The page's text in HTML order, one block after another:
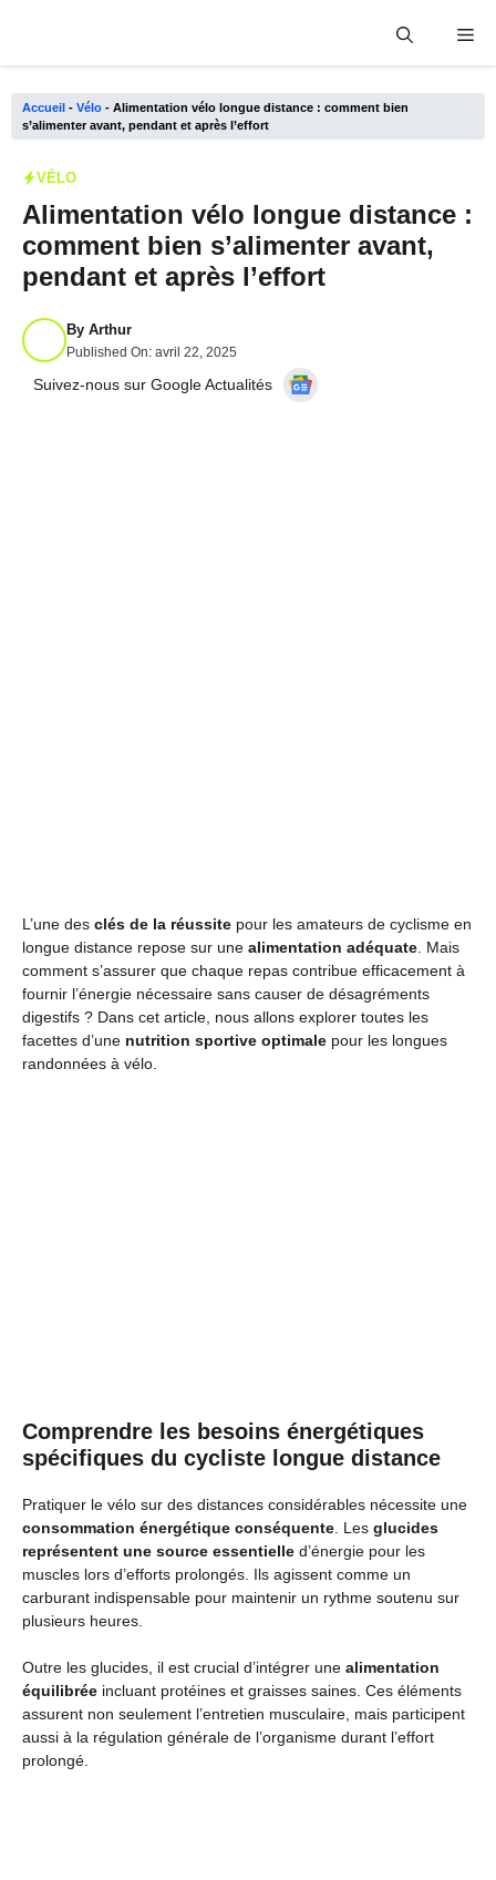
Accueil - Vélo - Alimentation vélo longue distance : comment bien
s’alimenter avant, pendant et après l’effort
VÉLO
Alimentation vélo longue distance :
comment bien s’alimenter avant,
pendant et après l’effort
By Arthur
Published On: avril 22, 2025
Suivez-nous sur Google Actualités
L’une des clés de la réussite pour les amateurs de cyclisme en
longue distance repose sur une alimentation adéquate . Mais
comment s’assurer que chaque repas contribue efficacement à
fournir l’énergie nécessaire sans causer de désagréments
digestifs ? Dans cet article, nous allons explorer toutes les
facettes d’une nutrition sportive optimale pour les longues
randonnées à vélo.
Comprendre les besoins énergétiques
spécifiques du cycliste longue distance
Pratiquer le vélo sur des distances considérables nécessite une
consommation énergétique conséquente . Les glucides
représentent une source essentielle d’énergie pour les
muscles lors d’efforts prolongés. Ils agissent comme un
carburant indispensable pour maintenir un rythme soutenu sur
plusieurs heures.
Outre les glucides, il est crucial d’intégrer une alimentation
équilibrée incluant protéines et graisses saines. Ces éléments
assurent non seulement l’entretien musculaire, mais participent
aussi à la régulation générale de l’organisme durant l’effort
prolongé.